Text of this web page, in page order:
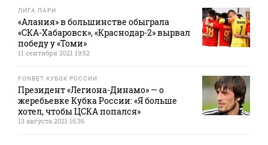
ЛИГА ПАРИ
«Алания» в большинстве обыграла
«СКА-Хабаровск», «Краснодар-2» вырвал
победу у «Томи»
11 сентября 2021 19:52
FONBET КУБОК РОССИИ
Президент «Легиона-Динамо» — о
жеребьевке Кубка России: «Я больше
хотел, чтобы ЦСКА попался»
13 августа 2021 16:36